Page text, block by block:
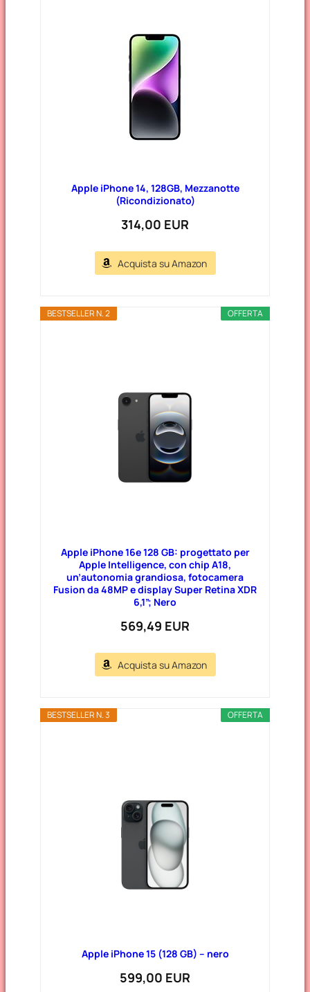
Apple iPhone 14, 128GB, Mezzanotte
(Ricondizionato)
314,00 EUR
Acquista su Amazon
OFFERTA
BESTSELLER N. 2
Apple iPhone 16e 128 GB: progettato per
Apple Intelligence, con chip A18,
un’autonomia grandiosa, fotocamera
Fusion da 48MP e display Super Retina XDR
6,1”; Nero
569,49 EUR
Acquista su Amazon
OFFERTA
BESTSELLER N. 3
Apple iPhone 15 (128 GB) – nero
599,00 EUR